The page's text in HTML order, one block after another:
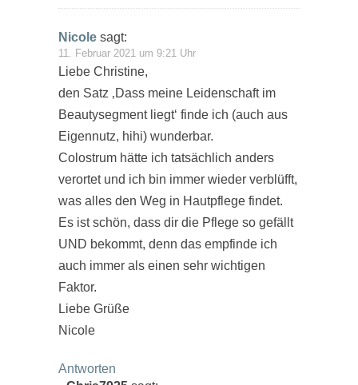
Nicole sagt:
11. Februar 2021 um 9:21 Uhr
Liebe Christine,
den Satz ‚Dass meine Leidenschaft im
Beautysegment liegt‘ finde ich (auch aus
Eigennutz, hihi) wunderbar.
Colostrum hätte ich tatsächlich anders
verortet und ich bin immer wieder verblüfft,
was alles den Weg in Hautpflege findet.
Es ist schön, dass dir die Pflege so gefällt
UND bekommt, denn das empfinde ich
auch immer als einen sehr wichtigen
Faktor.
Liebe Grüße
Nicole
Antworten